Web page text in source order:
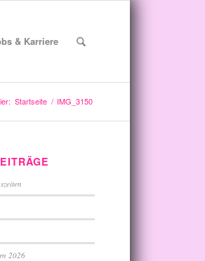
& Karriere
Startseite / IMG_3150
2026